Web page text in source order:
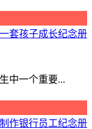
中一个重要...